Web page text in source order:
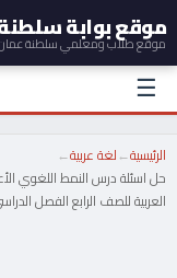
موقع بوابة
موقع طلاب ومعلمي سلطنة
☰
الرئيسية←لغة عربية←
العربية للصف الرابع الفصل